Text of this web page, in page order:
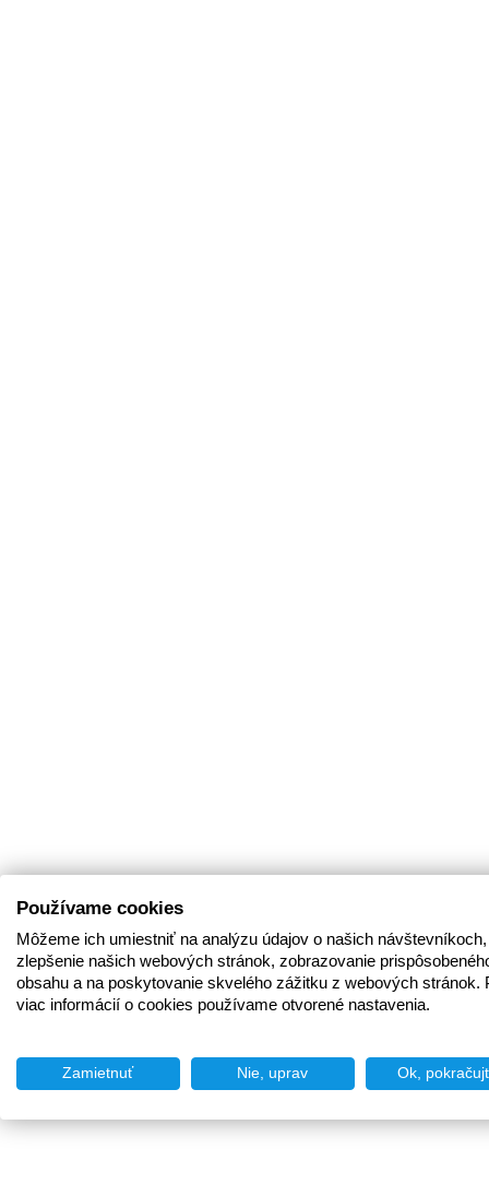
Používame cookies
Môžeme ich umiestniť na analýzu údajov o našich
zlepšenie našich webových stránok, zobrazovanie
obsahu a na poskytovanie skvelého zážitku z webových stránok.
viac informácií o cookies používame otvorené nastavenia.
Zamietnuť Nie, uprav Ok,